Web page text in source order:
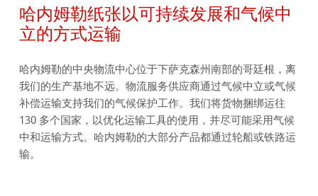
哈内姆勒纸张以可持续发展和气候中
立的方式运输
哈内姆勒的中央物流中心位于下萨克森州南部的哥廷根，离
我们的生产基地不远。物流服务供应商通过气候中立或气候
补偿运输支持我们的气候保护工作。我们将货物捆绑运往
130 多个国家，以优化运输工具的使用，并尽可能采用气候
中和运输方式。哈内姆勒的大部分产品都通过轮船或铁路运
输。